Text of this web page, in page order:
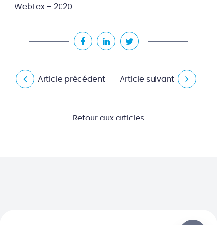
WebLex – 2020
Article précédent Article suivant
Retour aux articles